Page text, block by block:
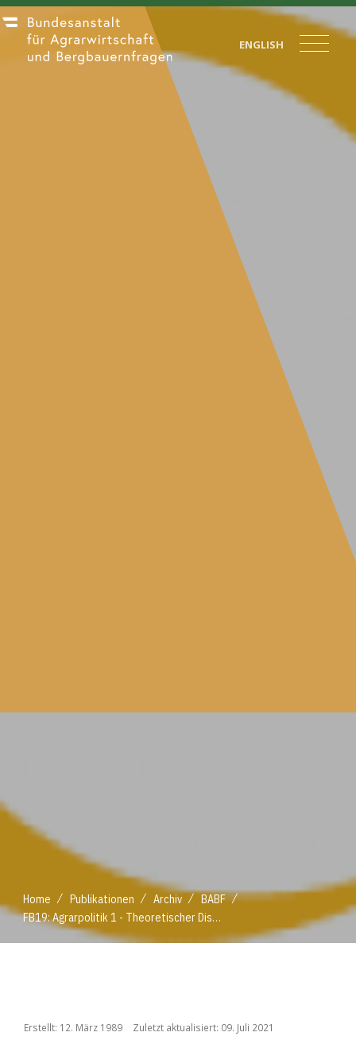
ENGLISH
Home / Publikationen / Archiv / BABF /
FB19: Agrarpolitik 1 - Theoretischer Diskurs
Erstellt: 12. März 1989 Zuletzt aktualisiert: 09. Juli 2021